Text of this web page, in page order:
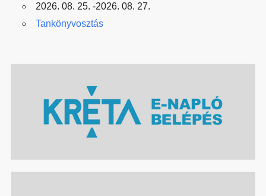
2026. 08. 25. -2026. 08. 27.
Tankönyvosztás